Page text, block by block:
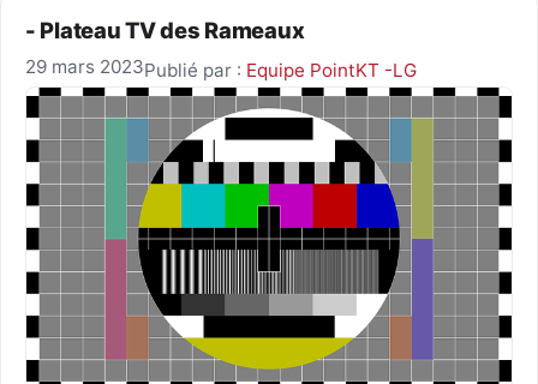
- Plateau TV des Rameaux
29 mars 2023Publié par : Equipe PointKT -LG